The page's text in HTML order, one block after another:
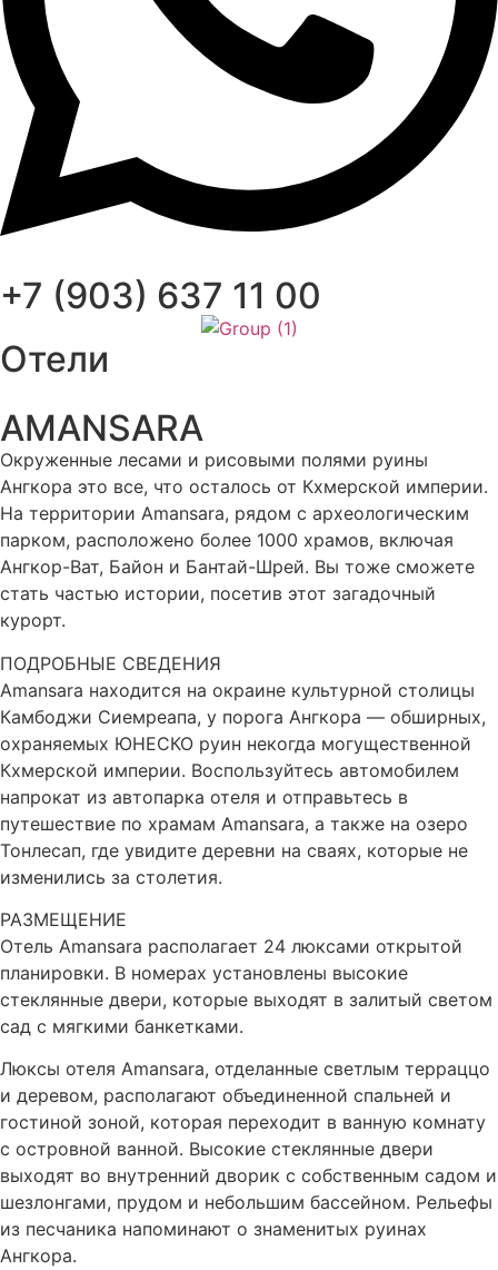
+7 (903) 637 11 00
африка и индийский океан
Центральная и южная америка
Евросоюз и восточная европа
Ближний восток
Северная америка
карибский бассейн
АКТИВНЫЙ ОТДЫХ
ИСКУССТВО И КУЛЬТУРА
пляжный ОТДЫХ
городской туризм
КОРПОРАТИВНЫЕ КАНИКУЛЫ
круизы
СЕМЕЙНЫЕ ТУРЫ
свадебные туры
ЛЕЧЕБНО-ОЗДОРОВИТЕЛЬНЫЙ ТУРИЗМ
САФАРИ-ПУТЕШЕСТВИЯ
ГОРНОЛЫЖНЫЙ ТУРИЗМ
Отели
AMANSARA
Окруженные лесами и рисовыми полями руины
Ангкора это все, что осталось от Кхмерской империи.
На территории Amansara, рядом с археологическим
парком, расположено более 1000 храмов, включая
Ангкор-Ват, Байон и Бантай-Шрей. Вы тоже сможете
стать частью истории, посетив этот загадочный
курорт.
ПОДРОБНЫЕ СВЕДЕНИЯ
Amansara находится на окраине культурной столицы
Камбоджи Сиемреапа, у порога Ангкора — обширных,
охраняемых ЮНЕСКО руин некогда могущественной
Кхмерской империи. Воспользуйтесь автомобилем
напрокат из автопарка отеля и отправьтесь в
путешествие по храмам Amansara, а также на озеро
Тонлесап, где увидите деревни на сваях, которые не
изменились за столетия.
РАЗМЕЩЕНИЕ
Отель Amansara располагает 24 люксами открытой
планировки. В номерах установлены высокие
стеклянные двери, которые выходят в залитый светом
сад с мягкими банкетками.
Люксы отеля Amansara, отделанные светлым терраццо
и деревом, располагают объединенной спальней и
гостиной зоной, которая переходит в ванную комнату
с островной ванной. Высокие стеклянные двери
выходят во внутренний дворик с собственным садом и
шезлонгами, прудом и небольшим бассейном. Рельефы
из песчаника напоминают о знаменитых руинах
Ангкора.